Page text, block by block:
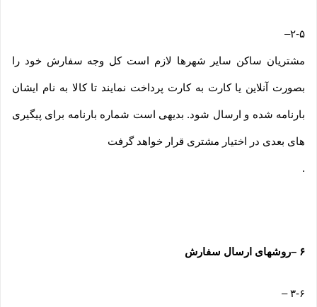
۲-۵–
مشتریان ساکن سایر شهرها لازم است کل وجه سفارش خود را
بصورت آنلاین یا کارت به کارت پرداخت نمایند تا کالا به نام ایشان
بارنامه شده و ارسال شود. بدیهی است شماره بارنامه برای پیگیری
های بعدی در اختیار مشتری قرار خواهد گرفت
.
۶ –روشهای ارسال سفارش
۳-۶–